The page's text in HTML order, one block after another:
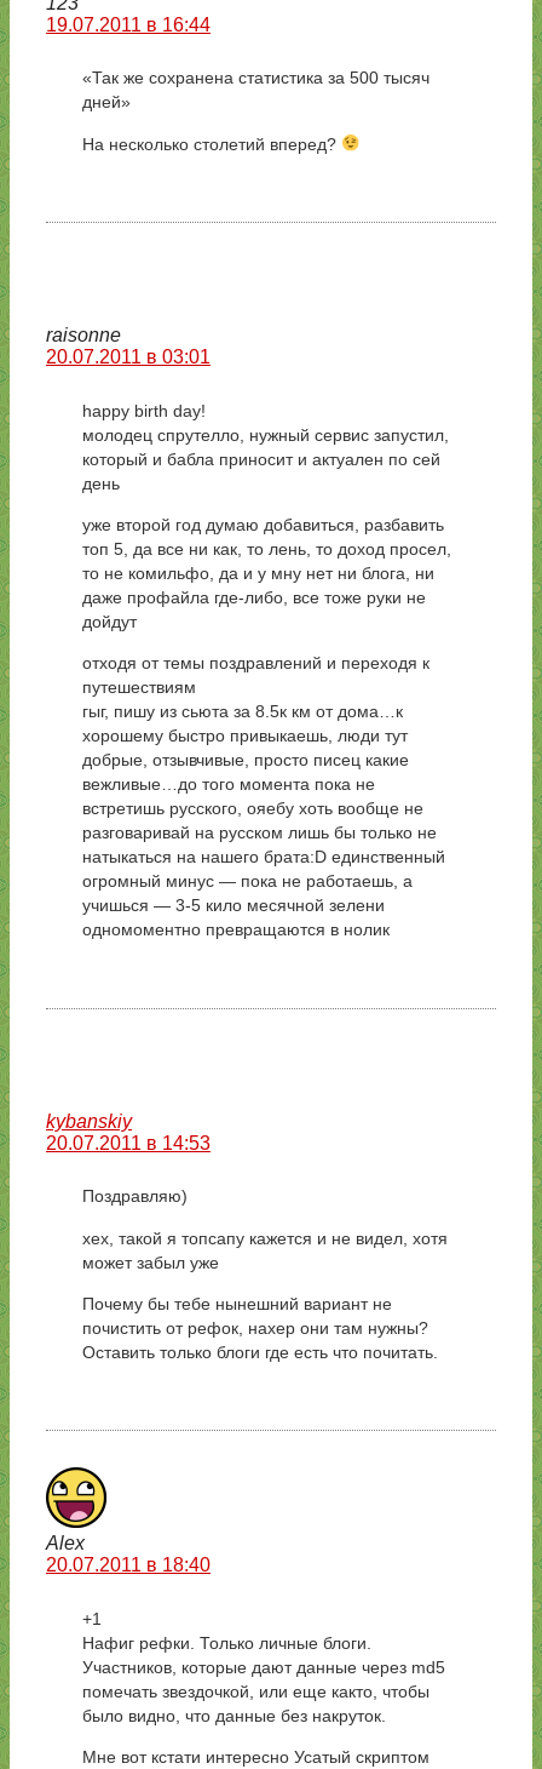
19.07.2011 в 16:44
«Так же сохранена статистика за 500 тысяч
дней»
На несколько столетий вперед?
raisonne
20.07.2011 в 03:01
happy birth day!
молодец спрутелло, нужный сервис запустил,
который и бабла приносит и актуален по сей
день
уже второй год думаю добавиться, разбавить
топ 5, да все ни как, то лень, то доход просел,
то не комильфо, да и у мну нет ни блога, ни
даже профайла где-либо, все тоже руки не
дойдут
отходя от темы поздравлений и переходя к
путешествиям
гыг, пишу из сьюта за 8.5к км от дома…к
хорошему быстро привыкаешь, люди тут
добрые, отзывчивые, просто писец какие
вежливые…до того момента пока не
встретишь русского, ояебу хоть вообще не
разговаривай на русском лишь бы только не
натыкаться на нашего брата:D единственный
огромный минус — пока не работаешь, а
учишься — 3-5 кило месячной зелени
одномоментно превращаются в нолик
kybanskiy
20.07.2011 в 14:53
Поздравляю)
хех, такой я топсапу кажется и не видел, хотя
может забыл уже
Почему бы тебе нынешний вариант не
почистить от рефок, нахер они там нужны?
Оставить только блоги где есть что почитать.
Alex
20.07.2011 в 18:40
+1
Нафиг рефки. Только личные блоги.
Участников, которые дают данные через md5
помечать звездочкой, или еще както, чтобы
было видно, что данные без накруток.
Мне вот кстати интересно Усатый скриптом